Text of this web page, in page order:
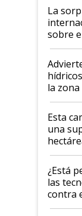
La
sobre
"Estoy
la
Esta
una
con
salto
¿Está
las
contra